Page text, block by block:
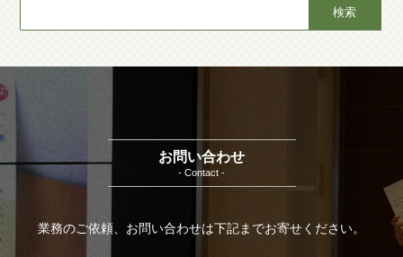
お問い合わせ
- Contact -
業務のご依頼、お問い合わせは下記までお寄せください。